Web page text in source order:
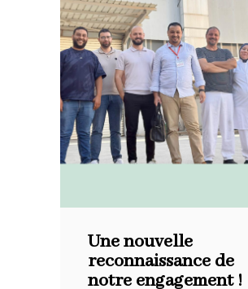
Une nouvelle
reconnaissance de
notre engagement !